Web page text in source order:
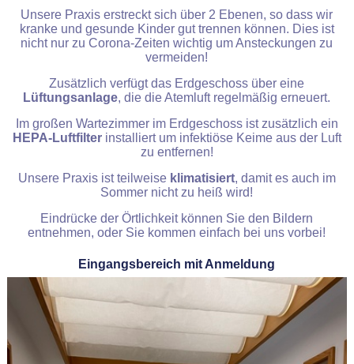
Unsere Praxis erstreckt sich über 2 Ebenen, so dass wir
kranke und gesunde Kinder gut trennen können. Dies ist
nicht nur zu Corona-Zeiten wichtig um Ansteckungen zu
vermeiden!
Zusätzlich verfügt das Erdgeschoss über eine
Lüftungsanlage, die die Atemluft regelmäßig erneuert.
Im großen Wartezimmer im Erdgeschoss ist zusätzlich ein
HEPA-Luftfilterinstalliert um infektiöse Keime aus der Luft
zu entfernen!
Unsere Praxis ist teilweise klimatisiert, damit es auch im
Sommer nicht zu heiß wird!
Eindrücke der Örtlichkeit können Sie den Bildern
entnehmen, oder Sie kommen einfach bei uns vorbei!
Eingangsbereich mit Anmeldung